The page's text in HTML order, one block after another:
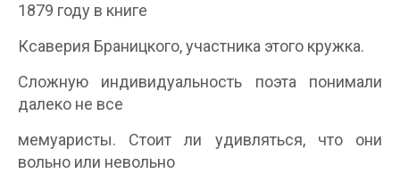
1879 году в книге
Ксаверия Браницкого, участника этого кружка.
Сложную индивидуальность поэта понимали
далеко не все
мемуаристы. Стоит ли удивляться, что они
вольно или невольно